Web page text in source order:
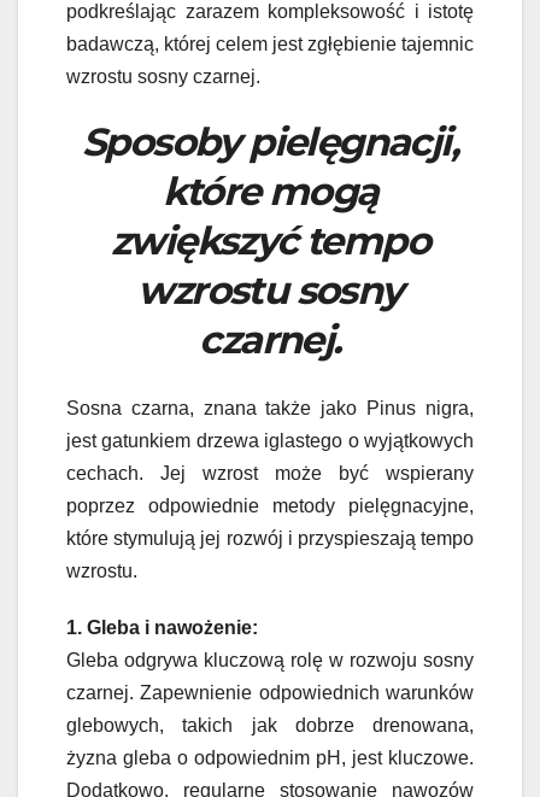
podkreślając zarazem kompleksowość i istotę
badawczą, której celem jest zgłębienie tajemnic
wzrostu sosny czarnej.
Sposoby pielęgnacji,
które mogą
zwiększyć tempo
wzrostu sosny
czarnej.
Sosna czarna, znana także jako Pinus nigra,
jest gatunkiem drzewa iglastego o wyjątkowych
cechach. Jej wzrost może być wspierany
poprzez odpowiednie metody pielęgnacyjne,
które stymulują jej rozwój i przyspieszają tempo
wzrostu.
1. Gleba i nawożenie:
Gleba odgrywa kluczową rolę w rozwoju sosny
czarnej. Zapewnienie odpowiednich warunków
glebowych, takich jak dobrze drenowana,
żyzna gleba o odpowiednim pH, jest kluczowe.
Dodatkowo, regularne stosowanie nawozów